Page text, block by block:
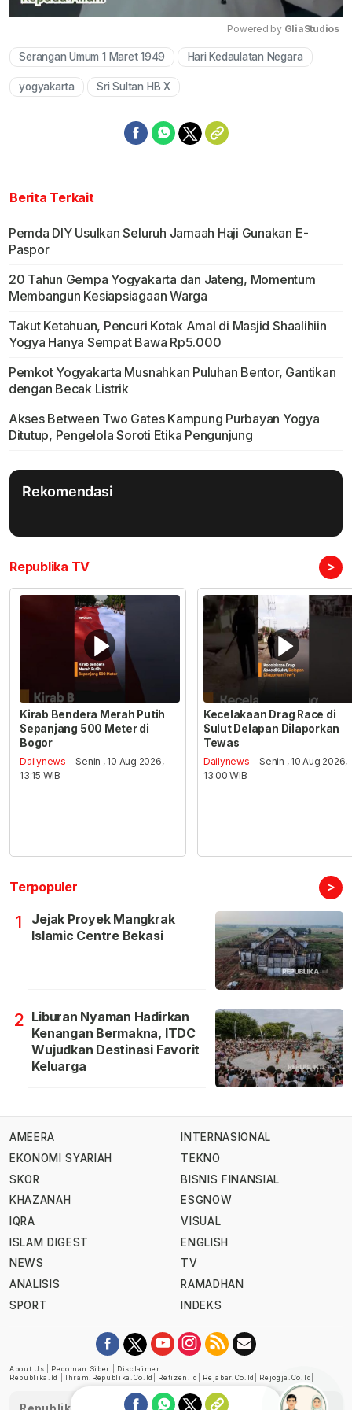
Mute
Powered by GliaStudios
Serangan Umum 1 Maret 1949 Hari Kedaulatan Negara
yogyakarta Sri Sultan HB X
Berita Terkait
Pemda DIY Usulkan Seluruh Jamaah Haji Gunakan E-
Paspor
20 Tahun Gempa Yogyakarta dan Jateng, Momentum
Membangun Kesiapsiagaan Warga
Takut Ketahuan, Pencuri Kotak Amal di Masjid Shaalihiin
Yogya Hanya Sempat Bawa Rp5.000
Pemkot Yogyakarta Musnahkan Puluhan Bentor, Gantikan
dengan Becak Listrik
Akses Between Two Gates Kampung Purbayan Yogya
Ditutup, Pengelola Soroti Etika Pengunjung
Rekomendasi
Republika TV >
Kirab Bendera Merah Putih
Sepanjang 500 Meter di
Bogor
Dailynews - Senin , 10 Aug 2026,
13:15 WIB
Kecelakaan Drag Race di
Sulut Delapan Dilaporkan
Tewas
Dailynews - Senin , 10 Aug 2026,
13:00 WIB
Terpopuler >
1
Jejak Proyek Mangkrak
Islamic Centre Bekasi
2 Liburan Nyaman Hadirkan
Kenangan Bermakna, ITDC
Wujudkan Destinasi Favorit
Keluarga
AMEERA
EKONOMI SYARIAH
SKOR
KHAZANAH
IQRA
ISLAM DIGEST
NEWS
ANALISIS
SPORT
INTERNASIONAL
TEKNO
BISNIS FINANSIAL
ESGNOW
VISUAL
ENGLISH
TV
RAMADHAN
INDEKS
About Us Pedoman Siber
Disclaimer
Republika.id
Ihram.republika.co.id Retizen.id Rejabar.co.id Rejogja.co.id